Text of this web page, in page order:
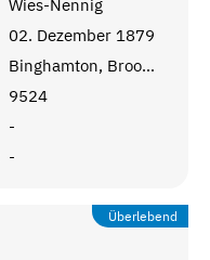
Wies-Nennig
02. Dezember 1879
Binghamton, Broome, New York, USA
9524
-
-
Überlebend